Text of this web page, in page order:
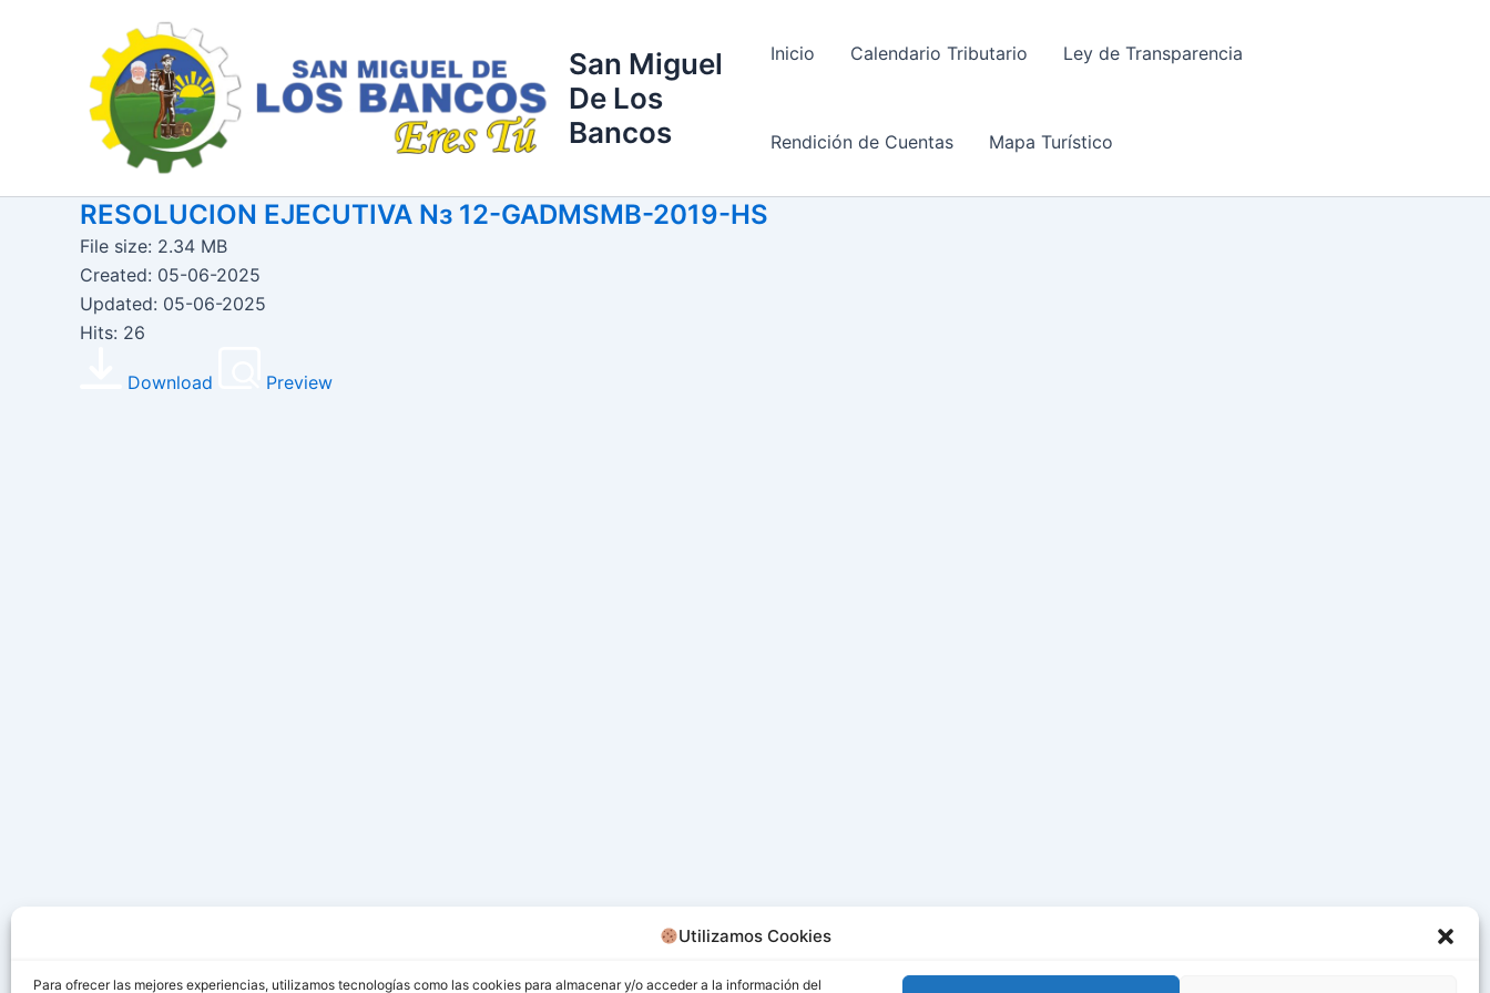
Utilizamos Cookies
Para ofrecer las mejores experiencias, utilizamos tecnologías como las cookies para almacenar y/o acceder a la información del
San Miguel
De Los
Bancos
Inicio Calendario Tributario Ley de Transparencia
Rendición de Cuentas Mapa Turístico
RESOLUCION EJECUTIVA Nз 12-GADMSMB-2019-HS
File size: 2.34 MB
Created: 05-06-2025
Updated: 05-06-2025
Hits: 26
Download Preview